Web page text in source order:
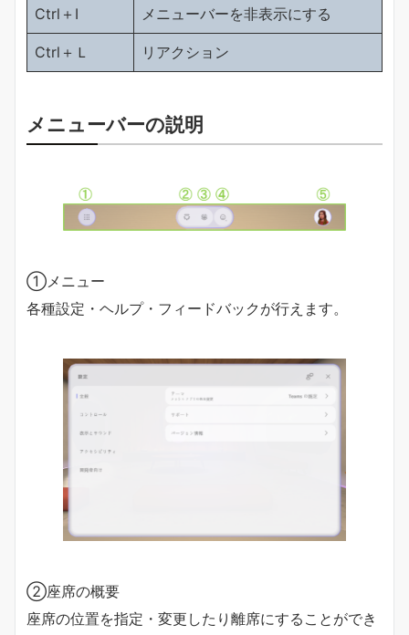
Ctrl＋Ⅰ メニューバーを非表示にする
Ctrl＋Ｌ リアクション
メニューバーの説明
①メニュー
各種設定・ヘルプ・フィードバックが行えます。
②座席の概要
座席の位置を指定・変更したり離席にすることができ